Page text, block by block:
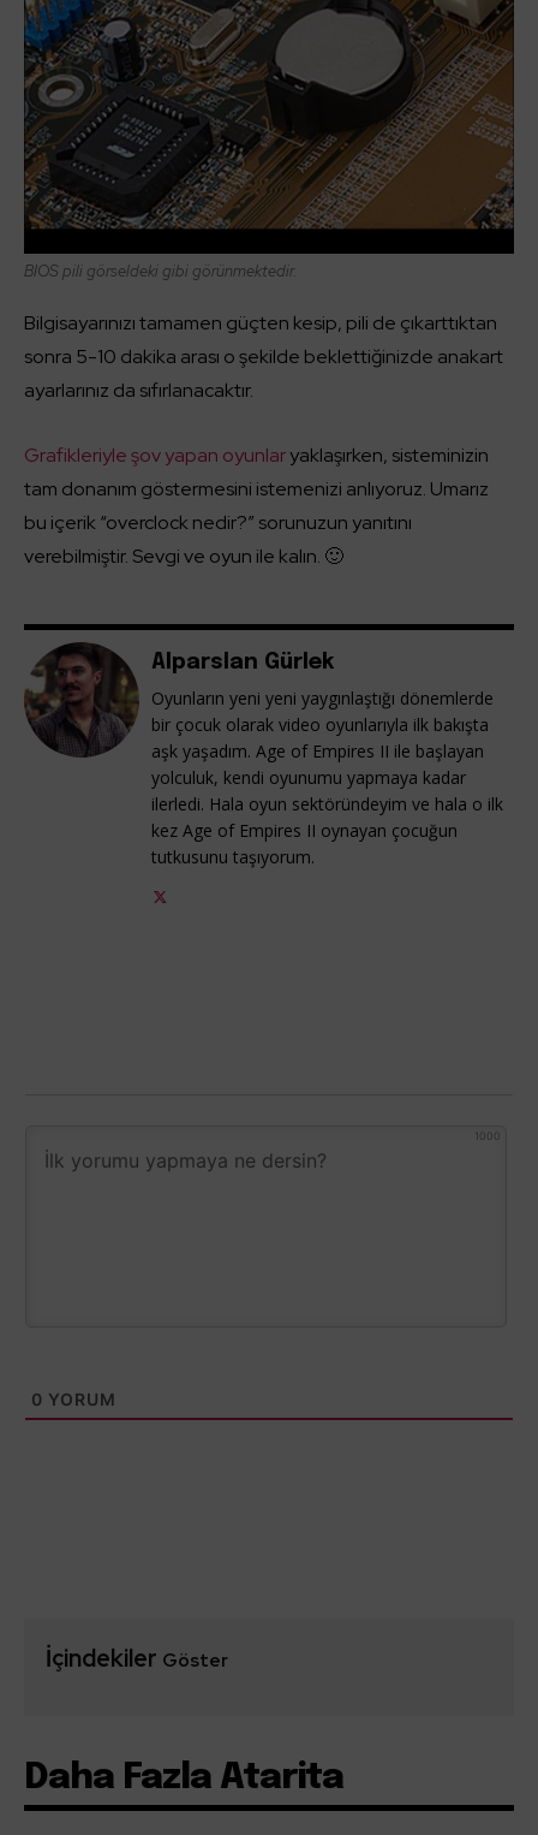
BIOS pili görseldeki gibi görünmektedir.
Bilgisayarınızı tamamen güçten kesip, pili de çıkarttıktan
sonra 5-10 dakika arası o şekilde beklettiğinizde anakart
ayarlarınız da sıfırlanacaktır.
Grafikleriyle şov yapan oyunlaryaklaşırken, sisteminizin
tam donanım göstermesini istemenizi anlıyoruz. Umarız
bu içerik “overclock nedir?” sorunuzun yanıtını
verebilmiştir. Sevgi ve oyun ile kalın. 🙂
Alparslan Gürlek
Oyunların yeni yeni yaygınlaştığı dönemlerde
bir çocuk olarak video oyunlarıyla ilk bakışta
aşk yaşadım. Age of Empires II ile başlayan
yolculuk, kendi oyunumu yapmaya kadar
ilerledi. Hala oyun sektöründeyim ve hala o ilk
kez Age of Empires II oynayan çocuğun
tutkusunu taşıyorum.
1000
0 YORUM
İçindekiler Göster
Daha Fazla Atarita